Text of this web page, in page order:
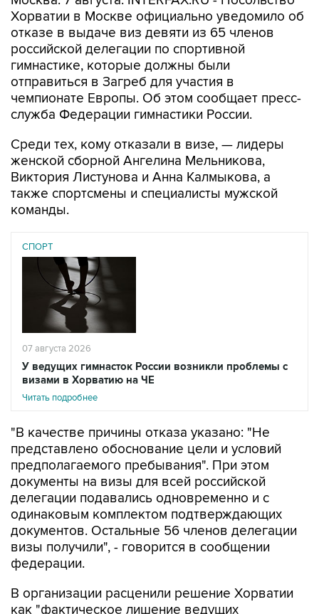
Хорватии в Москве официально уведомило об
отказе в выдаче виз девяти из 65 членов
российской делегации по спортивной
гимнастике, которые должны были
отправиться в Загреб для участия в
чемпионате Европы. Об этом сообщает пресс-
служба Федерации гимнастики России.
Среди тех, кому отказали в визе, — лидеры
женской сборной Ангелина Мельникова,
Виктория Листунова и Анна Калмыкова, а
также спортсмены и специалисты мужской
команды.
СПОРТ
07 августа 2026
У ведущих гимнасток России возникли проблемы с
визами в Хорватию на ЧЕ
Читать подробнее
"В качестве причины отказа указано: "Не
представлено обоснование цели и условий
предполагаемого пребывания". При этом
документы на визы для всей российской
делегации подавались одновременно и с
одинаковым комплектом подтверждающих
документов. Остальные 56 членов делегации
визы получили", - говорится в сообщении
федерации.
В организации расценили решение Хорватии
как "фактическое лишение ведущих